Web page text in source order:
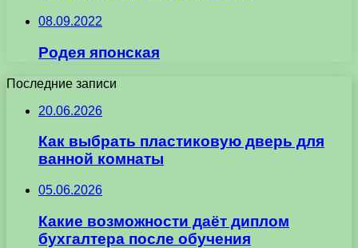
08.09.2022
Родея японская
Последние записи
20.06.2026
Как выбрать пластиковую дверь для
ванной комнаты
05.06.2026
Какие возможности даёт диплом
бухгалтера после обучения